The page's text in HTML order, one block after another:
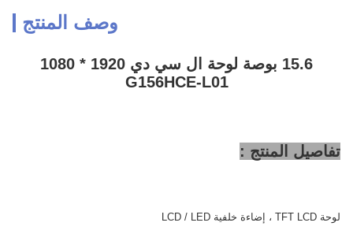
وصف المنتج
15.6 بوصة لوحة ال سي دي 1920 * 1080
G156HCE-L01
تفاصيل المنتج :
لوحة TFT LCD ، إضاءة خلفية LCD / LED